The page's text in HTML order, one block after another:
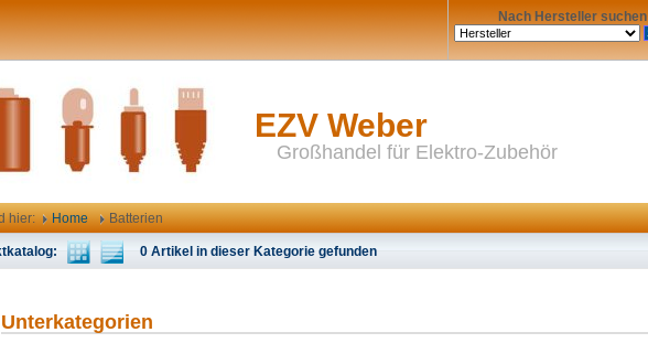
Nach Hersteller suchen
EZV Weber
Großhandel für Elektro-Zubehör
hier: Home Batterien
0 Artikel in dieser Kategorie gefunden
Unterkategorien